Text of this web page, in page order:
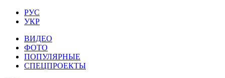
РУС
УКР
ВИДЕО
ФОТО
ПОПУЛЯРНЫЕ
СПЕЦПРОЕКТЫ